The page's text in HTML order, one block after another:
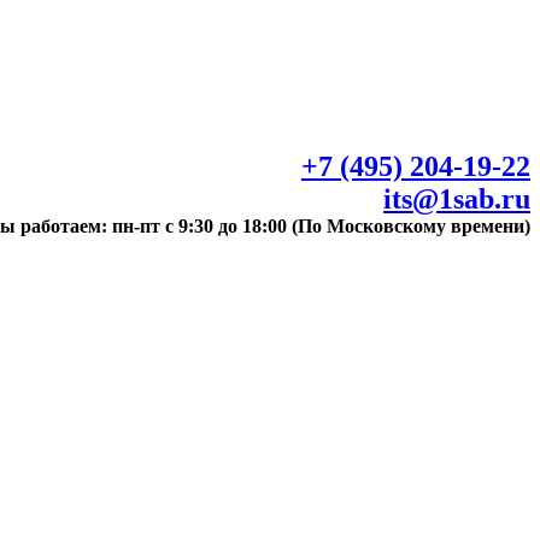
+7 (495) 204-19-22
its@1sab.ru
работаем: пн-пт с 9:30 до 18:00 (По Московскому времени)